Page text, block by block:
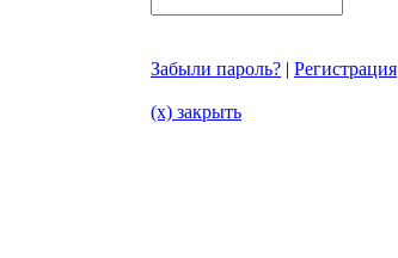
Забыли пароль? | Регистрация
(x) закрыть